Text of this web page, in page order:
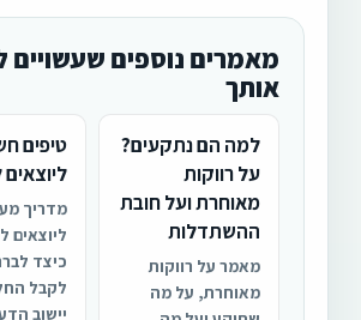
מאמרים נוספים שעשויים
אותך
למה הם נתקעים?
על רווקות
מאוחרת ועל חובת
ההשתדלות
מאמר על רווקות
מאוחרת, על מה
טיפים
מדריך
ליוצאים
כיצד
לקבל
יישוב